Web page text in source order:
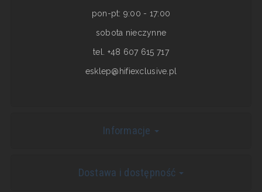
pon-pt: 9:00 - 17:00
sobota nieczynne
tel. +48 607 615 717
esklep@hifiexclusive.pl
Informacje
Dostawa i dostępność